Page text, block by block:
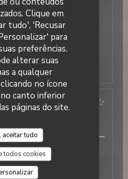
Clique em
tudo', 'Recusar
para
preferências.
alterar suas
a qualquer
no ícone
canto inferior
páginas do site.
aceitar tudo
todos cookies
convivial dans un cadre
présentés avec élégance
de quartier has responded to
chez Laurette
2
bonne nourriture, prix
un peu débordé - jour
de quartier